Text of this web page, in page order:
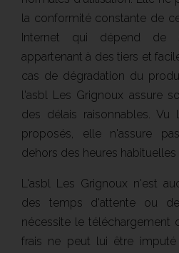
la conformité constante de
Internet qui dépend de
appartenant à des tiers et
cas de dégradation du
l'asbl Les Grignoux assure
des délais raisonnables.
proposés, elle n'assure
dehors des heures habituelles
L'asbl Les Grignoux n'est
des temps d'attente ou
nécessite le téléchargement
frais ne peut lui être